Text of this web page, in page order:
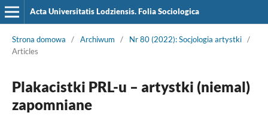
Acta Universitatis Lodziensis. Folia Sociologica
Strona domowa / Archiwum / Nr 80 (2022): Socjologia artystki /
Articles
Plakacistki PRL-u – artystki (niemal)
zapomniane